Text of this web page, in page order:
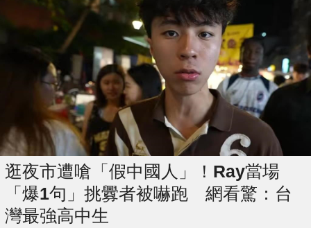
逛夜市遭嗆「假中國人」！Ray當場
「爆1句」挑釁者被嚇跑 網看驚：台
灣最強高中生